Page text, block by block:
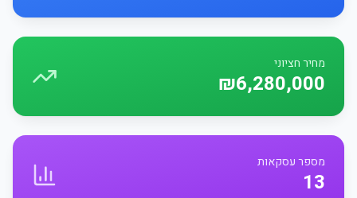
מחיר חציוני
₪6,280,000
מספר עסקאות
13